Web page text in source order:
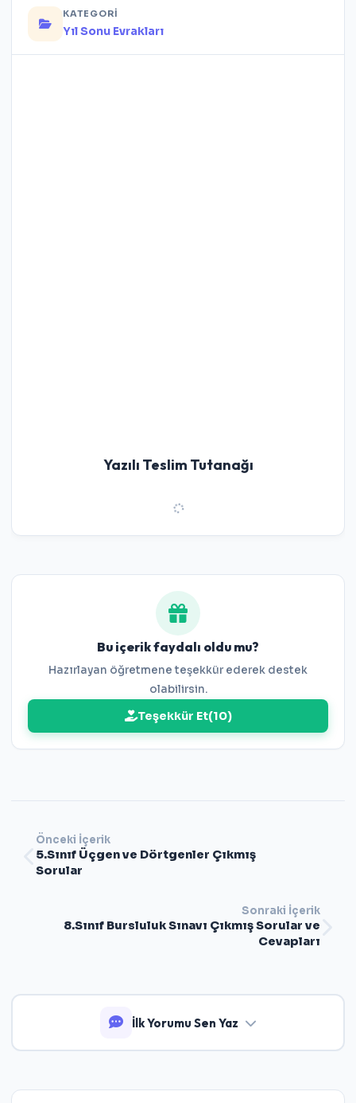
KATEGORI
Yıl Sonu Evrakları
Yazılı Teslim Tutanağı
Bu içerik faydalı oldu mu?
Hazırlayan öğretmene teşekkür ederek destek
olabilirsin.
Teşekkür Et(10)
Önceki İçerik
5.Sınıf Üçgen ve Dörtgenler Çıkmış
Sorular
Sonraki İçerik
8.Sınıf Bursluluk Sınavı Çıkmış Sorular ve
Cevapları
İlk Yorumu Sen Yaz